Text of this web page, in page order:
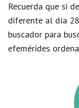
Recuerda que si
diferente al día
buscador para
efemérides